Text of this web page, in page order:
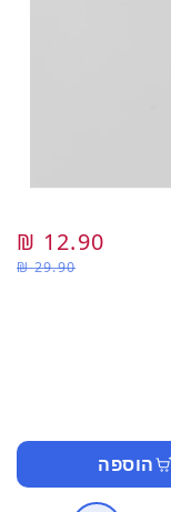
מחיר
רגיל29.90 ₪
12.90 ₪
הוספה